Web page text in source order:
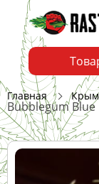
Главная
Bubblegum